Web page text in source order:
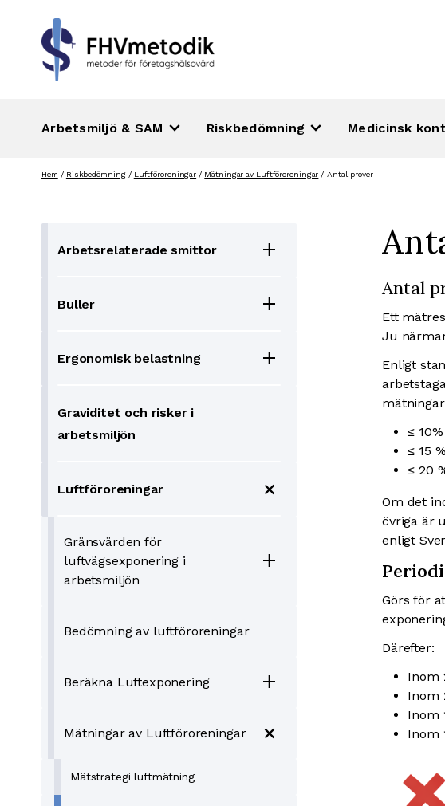
Arbetsmiljö & SAM keyboard_arrow_down Riskbedömning keyboard_arrow_down Medicinsk
Hem / Riskbedömning/ Luftföroreningar / Mätningar av Luftföroreningar / Antal prover
Arbetsrelaterade smittor add
Buller add
Ergonomisk belastning add
Graviditet och risker i
arbetsmiljön
Luftföroreningar add
Gränsvärden för
luftvägsexponering i
arbetsmiljön
add
Bedömning av luftföroreningar
Beräkna Luftexponering add
Mätningar av Luftföroreningar add
Mätstrategi luftmätning
Antal
Ett
Ju
Enligt
≤
≤ 15
≤ 20
Om det
övriga är
enligt
Görs för
Därefter:
Inom
Inom
Inom
Inom